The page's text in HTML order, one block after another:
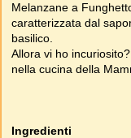
Melanzane a
caratterizzata dal
basilico.
Allora vi ho
nella cucina della
Ingredienti